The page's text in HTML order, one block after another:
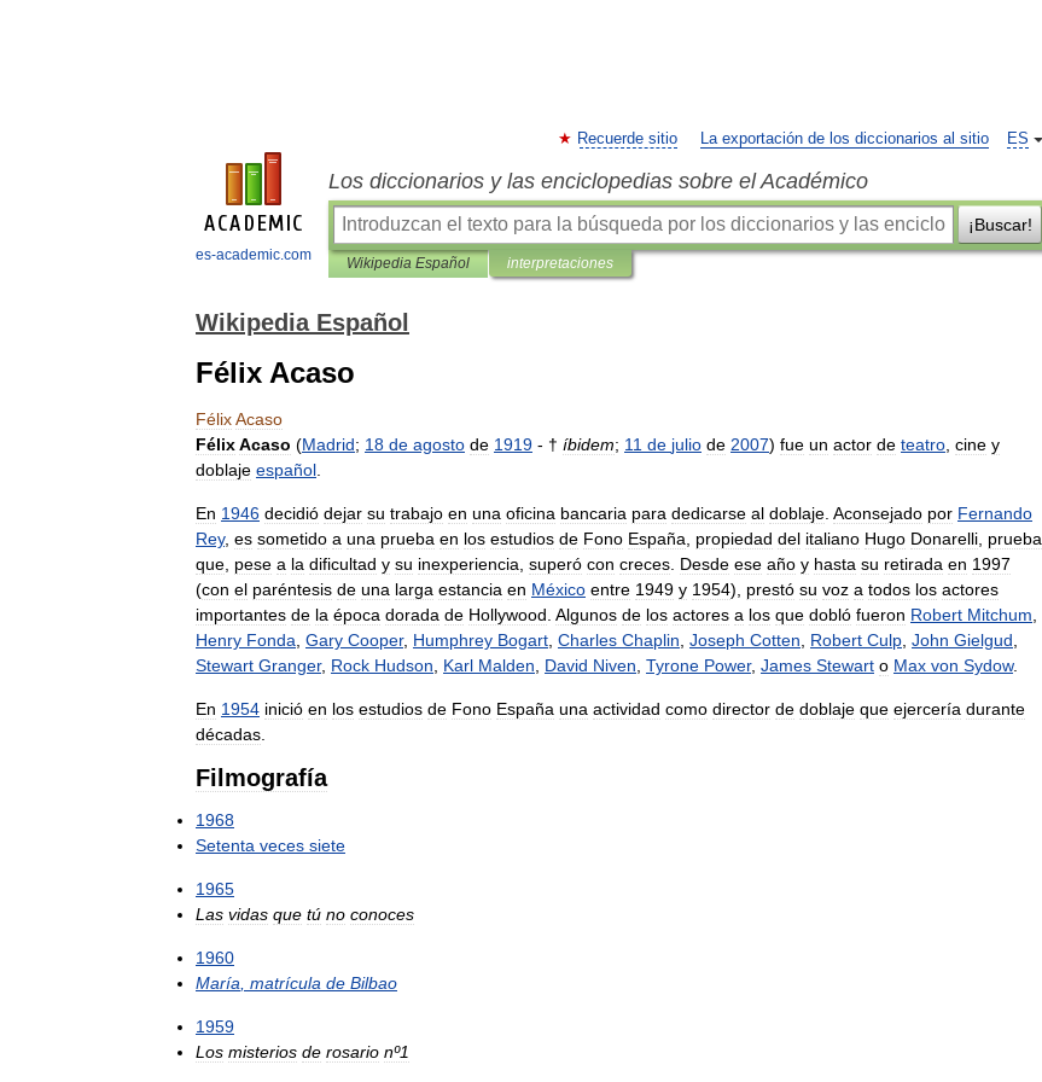
es-academic.com
ES
Recuerde sitio La exportación de los diccionarios al sitio
Los diccionarios y las enciclopedias sobre el Académico
¡Buscar!
Wikipedia Español interpretaciones
Wikipedia Español
Félix Acaso
FélixAcaso
FélixAcaso (Madrid; 18 de agosto de 1919 - † íbidem; 11 de julio de 2007) fue un actor de teatro cine y
doblaje español
En 1946 decidió dejar su trabajo en una oficina bancaria para dedicarse al doblaje Aconsejado por Fernando
Rey, es sometido a una prueba en los estudios de Fono España propiedad del italiano Hugo Donarelli prueba
que pese a la dificultad y su inexperiencia superó con creces Desde ese año y hasta su retirada en 1997
(con el paréntesis de una larga estancia en México entre 1949 y 1954), prestó su voz a todos los actores
importantes de la época dorada de Hollywood Algunos de los actores a los que dobló fueron Robert Mitchum
Henry Fonda Gary Cooper, Humphrey Bogart Charles Chaplin Joseph Cotten Robert Culp John Gielgud
Stewart Granger, Rock Hudson Karl Malden David Niven Tyrone Power, James Stewart o Max von Sydow.
En 1954 inició en los estudios de Fono España una actividad como director de doblaje que ejercería durante
décadas
Filmografía
1968
Setenta veces siete
1965
Las vidas que tú no conoces
1960
María matrícula de Bilbao
1959
Los misterios de rosario nº1